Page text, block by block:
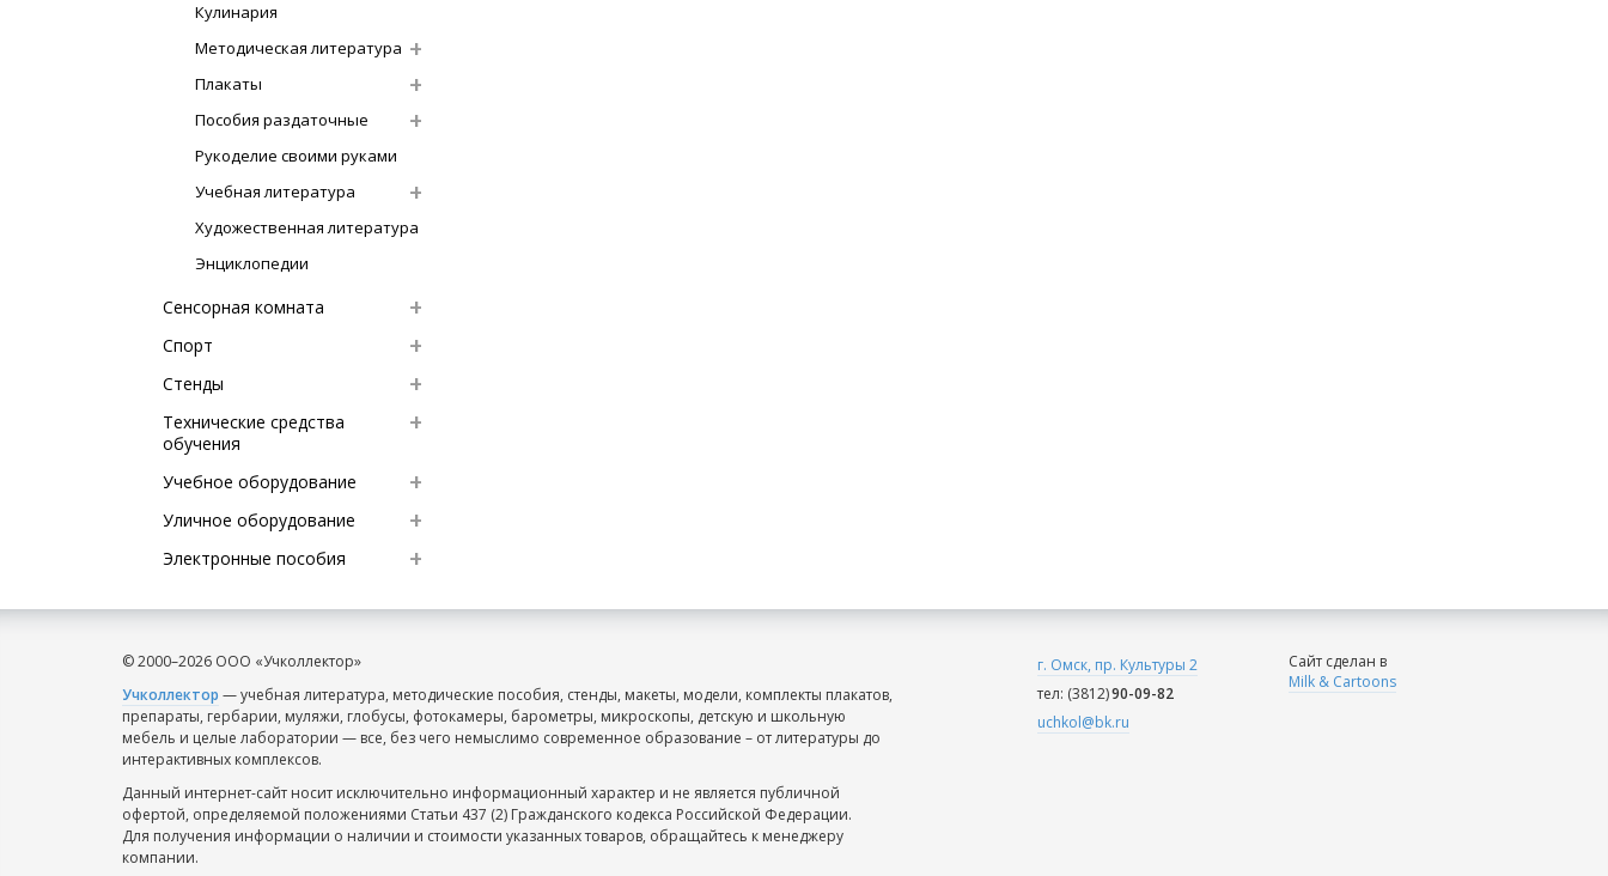
Кулинария
Методическая литература
Плакаты
Пособия раздаточные
Рукоделие своими руками
Учебная литература
Художественная литература
Энциклопедии
Сенсорная комната
Спорт
Стенды
Технические средства
обучения
Учебное оборудование
Уличное оборудование
Электронные пособия
© 2000–2026 ООО «Учколлектор»
Учколлектор — учебная литература, методические пособия, стенды, макеты, модели, комплекты плакатов,
препараты, гербарии, муляжи, глобусы, фотокамеры, барометры, микроскопы, детскую и школьную
мебель и целые лаборатории — все, без чего немыслимо современное образование – от литературы до
интерактивных комплексов.
Данный интернет-сайт носит исключительно информационный характер и не является публичной
офертой, определяемой положениями Статьи 437 (2) Гражданского кодекса Российской Федерации.
Для получения информации о наличии и стоимости указанных товаров, обращайтесь к менеджеру
компании.
г. Омск, пр. Культуры 2
тел: (3812)90-09-82
uchkol@bk.ru
Сайт сделан в
Milk & Cartoons